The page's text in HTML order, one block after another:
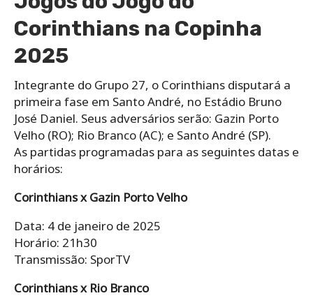
Corinthians na Copinha
2025
Integrante do Grupo 27, o Corinthians disputará a
primeira fase em Santo André, no Estádio Bruno
José Daniel. Seus adversários serão: Gazin Porto
Velho (RO); Rio Branco (AC); e Santo André (SP).
As partidas programadas para as seguintes datas e
horários:
Corinthians x Gazin Porto Velho
Data: 4 de janeiro de 2025
Horário: 21h30
Transmissão: SporTV
Corinthians x Rio Branco